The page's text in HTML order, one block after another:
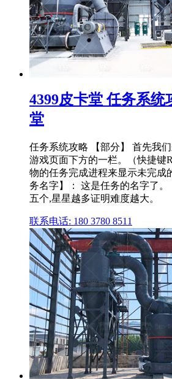
4399皮卡堂 任务系统
堂
任务系统攻略 【部分】 首先我
游戏页面下方的一栏。（快捷键
物的任务完成进程来显示未完成
务名字】： 这是任务的名字了
五个,星星越多证明难度越大。
联系电话: 180 3780 8511